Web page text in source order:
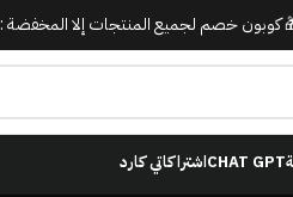
كوبون خصم لجميع المنتجات إلا المخفضة :
CHAT GPTاشتراكاتي كارد